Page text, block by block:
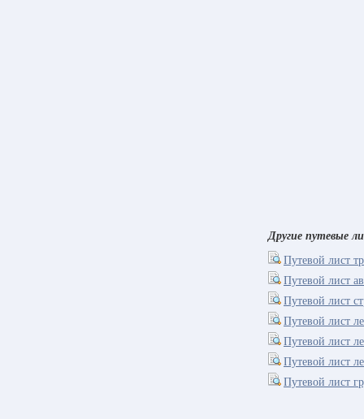
Другие путевые
Путевой лист
Путевой лист
Путевой лист
Путевой лист
Путевой лист
Путевой лист
Путевой лист